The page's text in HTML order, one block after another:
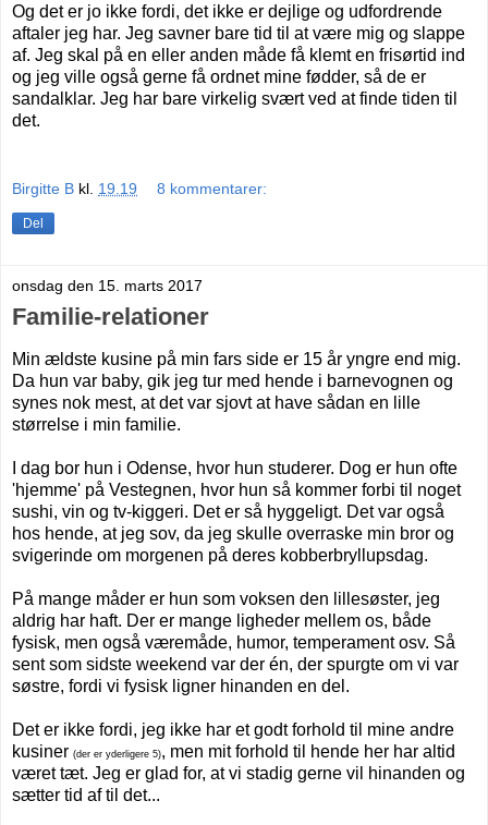
Og det er jo ikke fordi, det ikke er dejlige og udfordrende
aftaler jeg har. Jeg savner bare tid til at være mig og slappe
af. Jeg skal på en eller anden måde få klemt en frisørtid ind
og jeg ville også gerne få ordnet mine fødder, så de er
sandalklar. Jeg har bare virkelig svært ved at finde tiden til
det.
Birgitte B kl. 19.19 8 kommentarer:
Del
onsdag den 15. marts 2017
Familie-relationer
Min ældste kusine på min fars side er 15 år yngre end mig.
Da hun var baby, gik jeg tur med hende i barnevognen og
synes nok mest, at det var sjovt at have sådan en lille
størrelse i min familie.
I dag bor hun i Odense, hvor hun studerer. Dog er hun ofte
'hjemme' på Vestegnen, hvor hun så kommer forbi til noget
sushi, vin og tv-kiggeri. Det er så hyggeligt. Det var også
hos hende, at jeg sov, da jeg skulle overraske min bror og
svigerinde om morgenen på deres kobberbryllupsdag.
På mange måder er hun som voksen den lillesøster, jeg
aldrig har haft. Der er mange ligheder mellem os, både
fysisk, men også væremåde, humor, temperament osv. Så
sent som sidste weekend var der én, der spurgte om vi var
søstre, fordi vi fysisk ligner hinanden en del.
Det er ikke fordi, jeg ikke har et godt forhold til mine andre
kusiner (der er yderligere 5), men mit forhold til hende her har altid
været tæt. Jeg er glad for, at vi stadig gerne vil hinanden og
sætter tid af til det...